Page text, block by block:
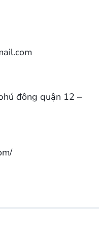
đông quận 12 –